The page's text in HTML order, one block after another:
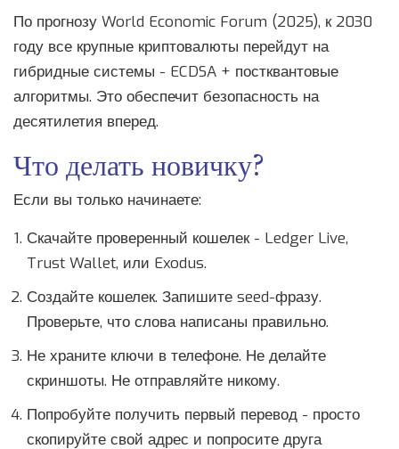
По прогнозу World Economic Forum (2025), к 2030
году все крупные криптовалюты перейдут на
гибридные системы - ECDSA + постквантовые
алгоритмы. Это обеспечит безопасность на
десятилетия вперед.
Что делать новичку?
Если вы только начинаете:
Скачайте проверенный кошелек - Ledger Live,
Trust Wallet, или Exodus.
Создайте кошелек. Запишите seed-фразу.
Проверьте, что слова написаны правильно.
Не храните ключи в телефоне. Не делайте
скриншоты. Не отправляйте никому.
Попробуйте получить первый перевод - просто
скопируйте свой адрес и попросите друга